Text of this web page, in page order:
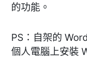
的功能。
PS：自架的
個人電腦上安裝